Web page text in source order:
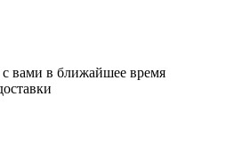
вами в ближайшее время